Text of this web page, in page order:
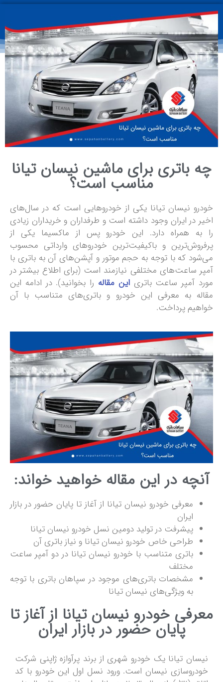
چه باتری برای ماشین نیسان تیانا
مناسب است؟
خودرو نیسان تیانا یکی از خودروهایی است که در سال‌های
اخیر در ایران وجود داشته است و طرفداران و خریداران زیادی
را به همراه دارد. این خودرو پس از ماکسیما یکی از
پرفروش‌ترین و باکیفیت‌ترین خودروهای وارداتی محسوب
می‌شود که با توجه به حجم موتور و آپشن‌های آن به باتری با
آمپر ساعت‌های مختلفی نیازمند است (برای اطلاع بیشتر در
مورد آمپر ساعت باتریاین مقاله را بخوانید). در ادامه این
مقاله به معرفی این خودرو و باتری‌های متناسب با آن
خواهیم پرداخت.
آنچه در این مقاله خواهید خواند:
معرفی خودرو نیسان تیانا از آغاز تا پایان حضور در بازار
ایران
پیشرفت در تولید دومین نسل خودرو نیسان تیانا
طراحی خاص خودرو نیسان تیانا و نیاز باتری آن
باتری متناسب با خودرو نیسان تیانا در دو آمپر ساعت
مختلف
مشخصات باتری‌های موجود در سپاهان باتری با توجه
به ویژگی‌های نیسان تیانا
معرفی خودرو نیسان تیانا از آغاز تا
پایان حضور در بازار ایران
نیسان تیانا یک خودرو شهری از برند پرآوازه ژاپنی شرکت
خودروسازی نیسان است. ورود نسل اول این خودرو با کد